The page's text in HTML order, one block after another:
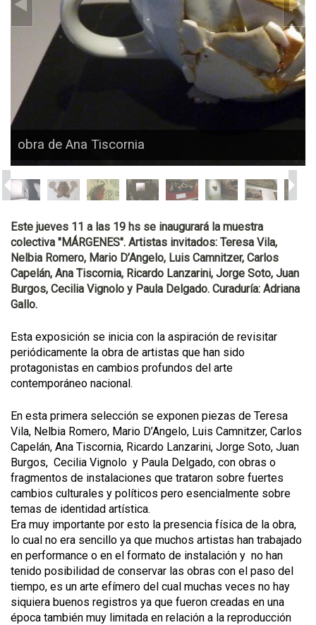
obra de Ana Tiscornia
Este jueves 11 a las 19 hs se inaugurará la muestra
colectiva "MÁRGENES". Artistas invitados: Teresa Vila,
Nelbia Romero, Mario D’Angelo, Luis Camnitzer, Carlos
Capelán, Ana Tiscornia, Ricardo Lanzarini, Jorge Soto, Juan
Burgos, Cecilia Vignolo y Paula Delgado. Curaduría: Adriana
Gallo.
Esta exposición se inicia con la aspiración de revisitar
periódicamente la obra de artistas que han sido
protagonistas en cambios profundos del arte
contemporáneo nacional.
En esta primera selección se exponen piezas de Teresa
Vila, Nelbia Romero, Mario D’Angelo, Luis Camnitzer, Carlos
Capelán, Ana Tiscornia, Ricardo Lanzarini, Jorge Soto, Juan
Burgos, Cecilia Vignolo y Paula Delgado, con obras o
fragmentos de instalaciones que trataron sobre fuertes
cambios culturales y políticos pero esencialmente sobre
temas de identidad artística.
Era muy importante por esto la presencia física de la obra,
lo cual no era sencillo ya que muchos artistas han trabajado
en performance o en el formato de instalación y no han
tenido posibilidad de conservar las obras con el paso del
tiempo, es un arte efímero del cual muchas veces no hay
siquiera buenos registros ya que fueron creadas en una
época también muy limitada en relación a la reproducción